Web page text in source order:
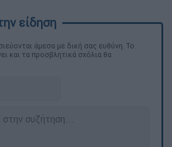
άμεσα με δική σας ευθύνη. Το
και τα προσβλητικά σχόλια θα